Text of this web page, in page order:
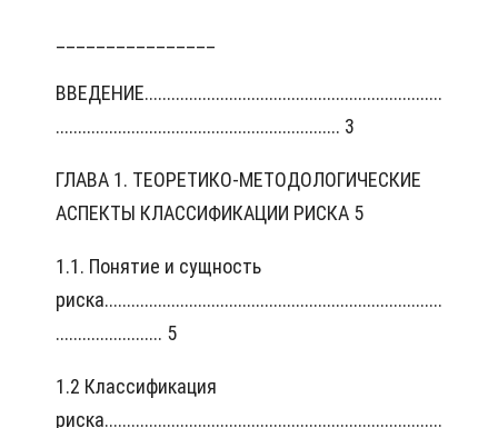
ВВЕДЕНИЕ...................................................................
................................................................ 3
ГЛАВА 1. ТЕОРЕТИКО-МЕТОДОЛОГИЧЕСКИЕ
АСПЕКТЫ КЛАССИФИКАЦИИ РИСКА 5
1.1. Понятие и сущность
риска............................................................................
........................ 5
1.2 Классификация
риска............................................................................